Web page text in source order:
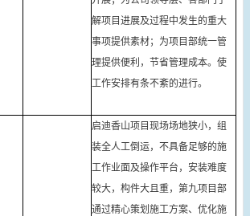
解项目进展及过程中发生的重大
事项提供素材；为项目部统一管
理提供便利，节省管理成本。使
工作安排有条不紊的进行。
启迪香山项目现场场地狭小，组
装全人工倒运，不具备足够的施
工作业面及操作平台，安装难度
较大，构件大且重，第九项目部
通过精心策划施工方案、优化施